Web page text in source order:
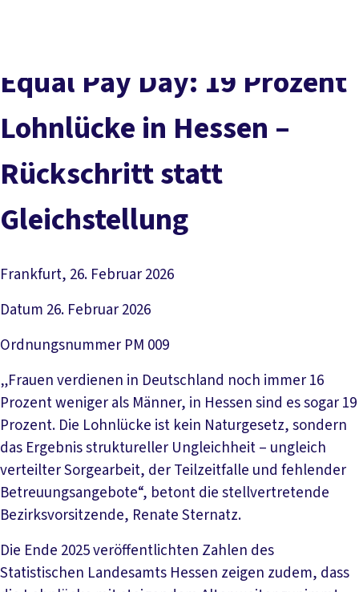
Service
Mitmachen
Equal Pay Day: 19 Prozent
Lohnlücke in Hessen –
Rückschritt statt
Gleichstellung
Frankfurt, 26. Februar 2026
Datum 26. Februar 2026
Ordnungsnummer PM 009
„Frauen verdienen in Deutschland noch immer 16
Prozent weniger als Männer, in Hessen sind es sogar 19
Prozent. Die Lohnlücke ist kein Naturgesetz, sondern
das Ergebnis struktureller Ungleichheit – ungleich
verteilter Sorgearbeit, der Teilzeitfalle und fehlender
Betreuungsangebote“, betont die stellvertretende
Bezirksvorsitzende, Renate Sternatz.
Die Ende 2025 veröffentlichten Zahlen des
Statistischen Landesamts Hessen zeigen zudem, dass